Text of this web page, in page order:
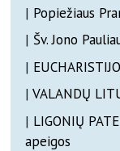
| Popiežiaus
| Šv. Jono
|
| VALANDŲ
| LIGONIŲ
apeigos